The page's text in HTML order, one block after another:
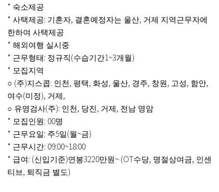
* 숙소제공
* 사택제공: 기혼자, 결혼예정자는 울산, 거제 지역근무자에
한하여 사택제공
* 해외여행 실시중
* 근무형태 : 정규직(수습기간1~3개월)
* 모집지역
○ (주)지스콥: 인천 , 평택, 화성, 울산, 경주, 창원 , 고성, 함안,
여수(미정), 거제 ,
○ 유영검사(주): 인천 , 당진, 거제 , 전남 영암
* 모집인원 : 00명
* 근무요일: 주5일(월~금)
* 근무시간: 09:00~18:00
* 급여 : (신입기준)연봉3220만원 ~ (OT수당, 명절상여금, 인센
티브 , 퇴직금 별도)